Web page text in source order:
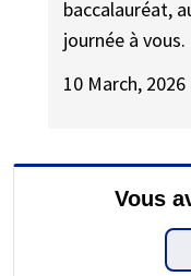
baccalauréat,
journée à vous.
10 March, 2026
Vous